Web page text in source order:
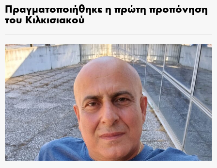
Πραγματοποιήθηκε η πρώτη προπόνηση
του Κιλκισιακού